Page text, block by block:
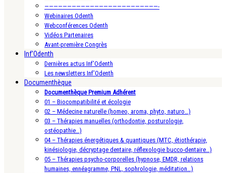
—————————————————————————-
Webinaires Odenth
Webconférences Odenth
Vidéos Partenaires
Avant-première Congrès
Inf’Odenth
Dernières actus Inf’Odenth
Les newsletters Inf’Odenth
Documenthèque
Documenthèque Premium Adhérent
01 – Biocompatibilité et écologie
02 – Médecine naturelle (homeo, aroma, phyto, naturo…)
03 – Thérapies manuelles (orthodontie, posturologie,
ostéopathie…)
04 – Thérapies énergétiques & quantiques (MTC, étiothérapie,
kinésiologie, décryptage dentaire, réflexologie bucco-dentaire…)
05 – Thérapies psycho-corporelles (hypnose, EMDR, relations
humaines, ennéagramme, PNL, sophrologie, méditation…)